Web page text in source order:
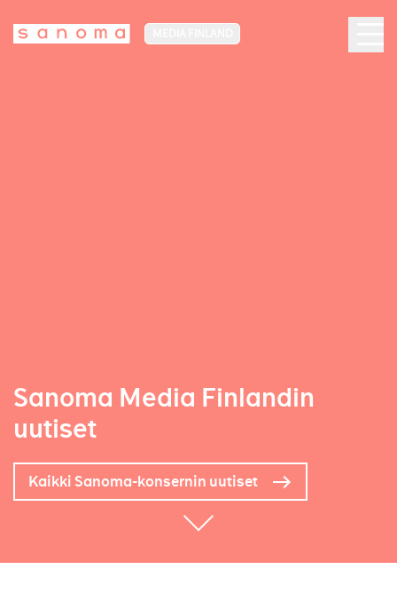
Sanoma Media Finlandin
uutiset
Kaikki Sanoma-konsernin uutiset